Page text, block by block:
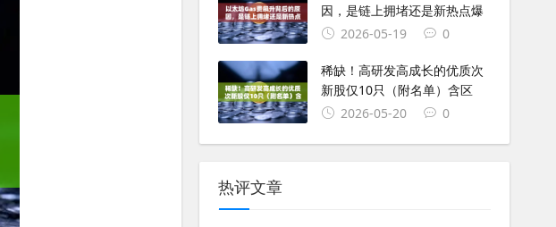
因，是链上拥堵还是新热点爆
2026-05-19
0
稀缺！高研发高成长的优质次
新股仅10只（附名单）含区
2026-05-20
0
热评文章